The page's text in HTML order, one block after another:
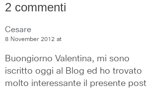
2 commenti
Cesare
8 November 2012 at
Buongiorno Valentina, mi sono
iscritto oggi al Blog ed ho trovato
molto interessante il presente post